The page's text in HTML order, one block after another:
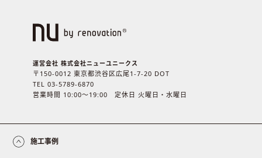
運営会社 株式会社ニューユニークス
〒150-0012 東京都渋谷区広尾1-7-20 DOT
TEL 03-5789-6870
営業時間 10:00〜19:00 定休日 火曜日・水曜日
施工事例